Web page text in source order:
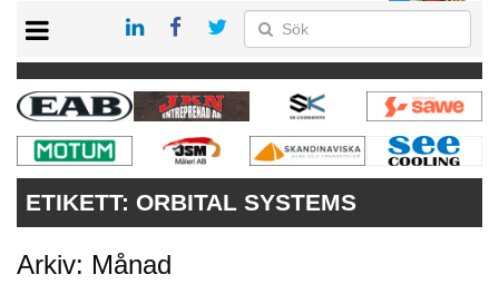
PRENUMERERA
VÅRA ANDRA MAGASIN
ANNONSERA
KONTAKT
ETIKETT: ORBITAL SYSTEMS
Arkiv: Månad